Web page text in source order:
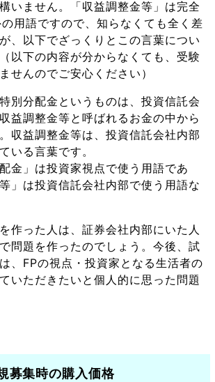
いません。「収益調整金等」は完全
用語ですので、知らなくても全く差
、以下でざっくりとこの言葉につい
以下の内容が分からなくても、受験
せんのでご安心ください）
別分配金というものは、投資信託会
益調整金等と呼ばれるお金の中から
収益調整金等は、投資信託会社内部
いる言葉です。
金」は投資家視点で使う用語であ
」は投資信託会社内部で使う用語な
作った人は、証券会社内部にいた人
問題を作ったのでしょう。今後、試
、FPの視点・投資家となる生活者の
いただきたいと個人的に思った問題
募集時の購入価格